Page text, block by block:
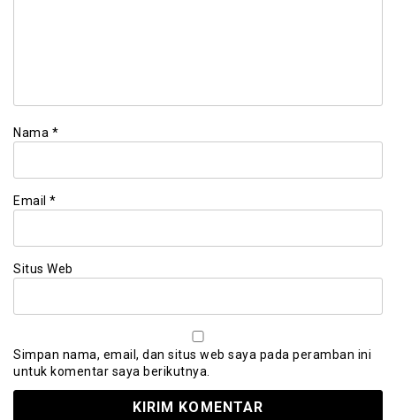
Nama *
Email *
Situs Web
Simpan nama, email, dan situs web saya pada peramban ini
untuk komentar saya berikutnya.